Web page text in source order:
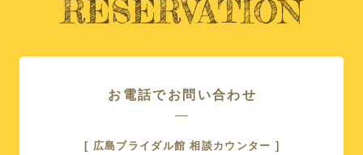
できること
おすすめコンテンツ よくある質問
お友達紹介
RESERVATION
お電話でお問い合わせ
[ 広島ブライダル館 相談カウンター ]